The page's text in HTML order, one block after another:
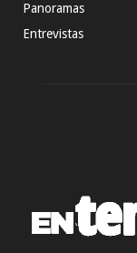
Panoramas
Entrevistas